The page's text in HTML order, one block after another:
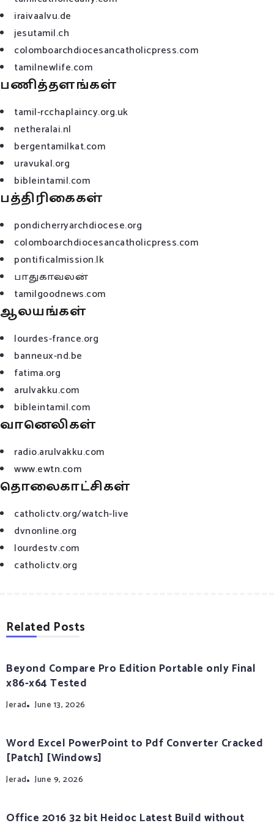
iraivaalvu.de
jesutamil.ch
colomboarchdiocesancatholicpress.com
tamilnewlife.com
பணித்தளங்கள்
tamil-rcchaplaincy.org.uk
netheralai.nl
bergentamilkat.com
uravukal.org
bibleintamil.com
பத்திரிகைகள்
pondicherryarchdiocese.org
colomboarchdiocesancatholicpress.com
pontificalmission.lk
பாதுகாவலன்
tamilgoodnews.com
ஆலயங்கள்
lourdes-france.org
banneux-nd.be
fatima.org
arulvakku.com
bibleintamil.com
வானெலிகள்
radio.arulvakku.com
www.ewtn.com
தொலைகாட்சிகள்
catholictv.org/watch-live
dvnonline.org
lourdestv.com
catholictv.org
Related Posts
Beyond Compare Pro Edition Portable only Final
x86-x64 Tested
Jerad June 13, 2026
Word Excel PowerPoint to Pdf Converter Cracked
[Patch] [Windows]
Jerad June 9, 2026
Office 2016 32 bit Heidoc Latest Build without